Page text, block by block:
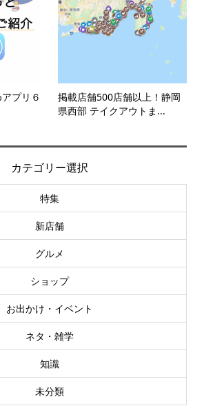
プリ６
掲載店舗500店舗以上！静岡
県西部 テイクアウトま...
カテゴリー選択
特集
新店舗
グルメ
ショップ
お出かけ・イベント
ネタ・雑学
知識
未分類